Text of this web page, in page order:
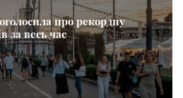
про рекордну
за весь час